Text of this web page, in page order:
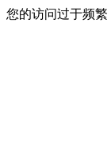
您的访问过于频繁